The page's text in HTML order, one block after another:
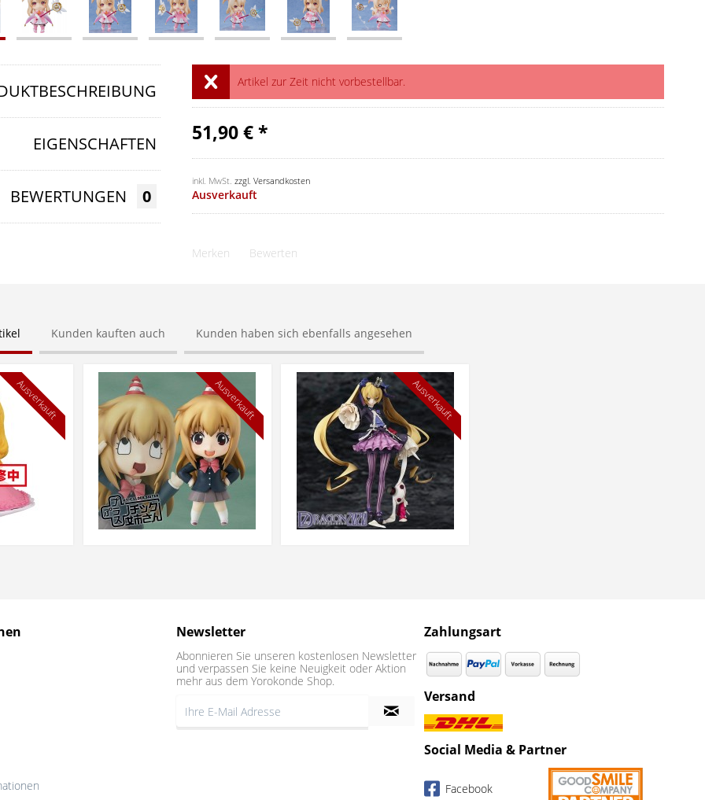
Artikel zur Zeit nicht vorbestellbar.
51,90 € *
inkl. MwSt. zzgl. Versandkosten
Ausverkauft
Merken Bewerten
EIGENSCHAFTEN
BEWERTUNGEN 0
Kunden kauften auch Kunden haben sich ebenfalls angesehen
Ausverkauft Ausverkauft Ausverkauft
Newsletter
Abonnieren Sie unseren kostenlosen Newsletter
und verpassen Sie keine Neuigkeit oder Aktion
mehr aus dem Yorokonde Shop.
Zahlungsart
Versand
Social Media & Partner
Facebook